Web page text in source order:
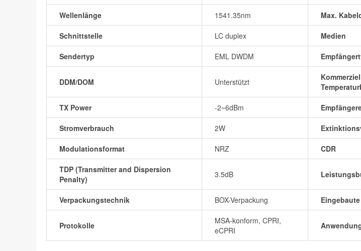
Wellenlänge 1541.35nm Max.
Schnittstelle LC duplex Medien
Sendertyp EML DWDM
DDM/DOM Unterstützt
TX Power -2~6dBm
Stromverbrauch 2W
Modulationsformat NRZ CDR
TDP (Transmitter and Dispersion
Penalty)
3.5dB
Verpackungstechnik BOX-Verpackung Eingebaute
Protokolle
MSA-konform, CPRI,
eCPRI